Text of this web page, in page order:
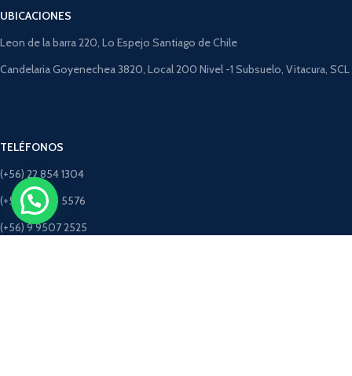
UBICACIONES
Leon de la barra 220, Lo Espejo Santiago de Chile
Candelaria Goyenechea 3820, Local 200 Nivel -1 Subsuelo, Vitacura, SCL
TELÉFONOS
(+56) 22 854 1304
(+56) 9 4275 5576
(+56) 9 9507 2525